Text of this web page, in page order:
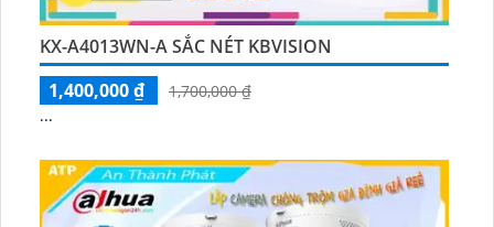
KX-A4013WN-A SẮC NÉT KBVISION
1,400,000 ₫
1,700,000 ₫
...